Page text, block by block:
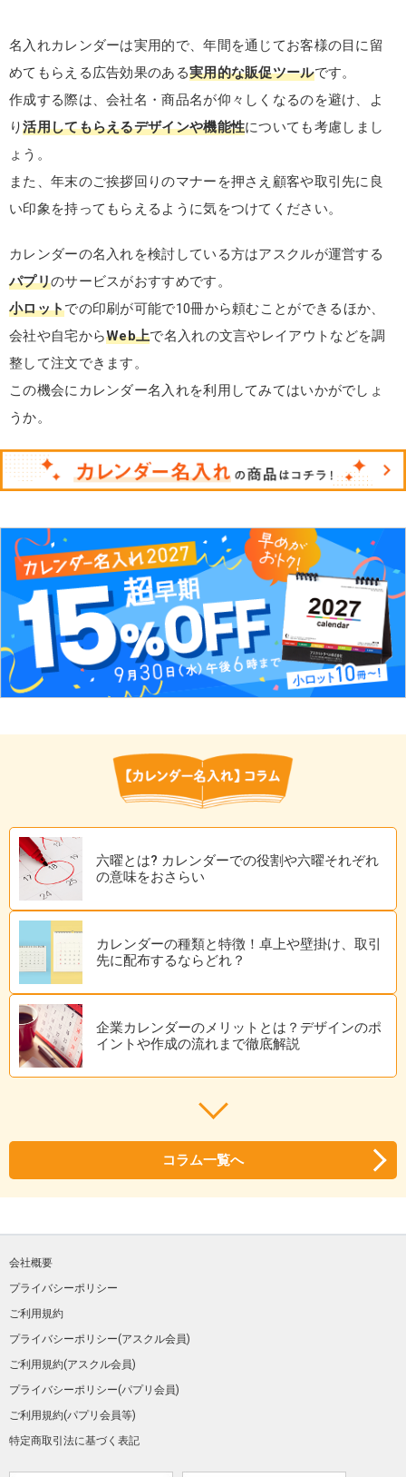
名入れカレンダーは実用的で、年間を通じてお客様の目に留
めてもらえる広告効果のある実用的な販促ツールです。
作成する際は、会社名・商品名が仰々しくなるのを避け、よ
り活用してもらえるデザインや機能性についても考慮しまし
ょう。
また、年末のご挨拶回りのマナーを押さえ顧客や取引先に良
い印象を持ってもらえるように気をつけてください。
カレンダーの名入れを検討している方はアスクルが運営する
パプリのサービスがおすすめです。
小ロットでの印刷が可能で10冊から頼むことができるほか、
会社や自宅からWeb上で名入れの文言やレイアウトなどを調
整して注文できます。
この機会にカレンダー名入れを利用してみてはいかがでしょ
うか。
六曜とは? カレンダーでの役割や六曜それぞれ
の意味をおさらい
カレンダーの種類と特徴！卓上や壁掛け、取引
先に配布するならどれ？
企業カレンダーのメリットとは？デザインのポ
イントや作成の流れまで徹底解説
コラム一覧へ
会社概要
プライバシーポリシー
ご利用規約
プライバシーポリシー(アスクル会員)
ご利用規約(アスクル会員)
プライバシーポリシー(パプリ会員)
ご利用規約(パプリ会員等)
特定商取引法に基づく表記